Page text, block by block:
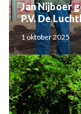
Jan Nijboer
P.V. De
1 oktober 2025